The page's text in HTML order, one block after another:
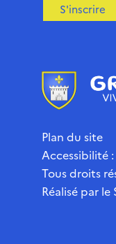
S'inscrire
Plan du site
Accessibilité
Tous droits
Réalisé par le